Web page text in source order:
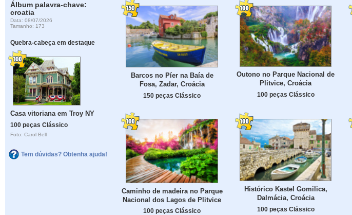
Álbum palavra-chave:
croatia
Data: 08/07/2026
Tamanho: 173
Quebra-cabeça em destaque
Casa vitoriana em Troy NY
100 peças Clássico
Foto: Carol Bell
Tem dúvidas? Obtenha ajuda!
Barcos no Píer na Baía de
Fosa, Zadar, Croácia
150 peças Clássico
Outono no Parque Nacional de
Plitvice, Croácia
100 peças Clássico
Caminho de madeira no Parque
Nacional dos Lagos de Plitvice
100 peças Clássico
Histórico Kastel Gomilica,
Dalmácia, Croácia
100 peças Clássico